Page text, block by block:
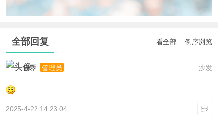
全部回复 看全部 倒序浏览
沙发
云墨 管理员
2025-4-22 14:23:04